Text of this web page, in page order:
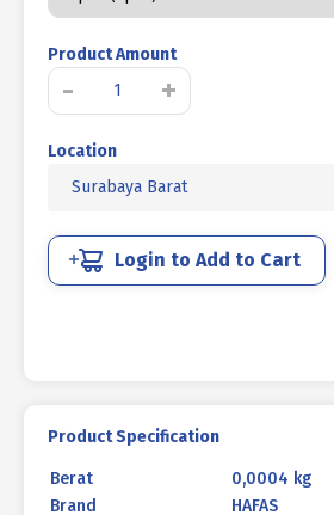
Product Amount
-
Kuantitas
PLUG
S
+
Location
Surabaya Barat
Login to Add to Cart
Product Specification
Berat
0,0004 kg
Brand
HAFAS